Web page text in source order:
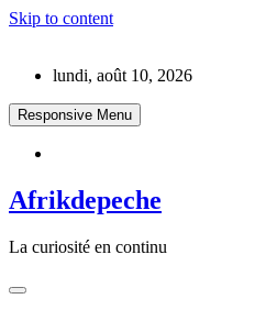
Skip to content
lundi, août 10, 2026
Responsive Menu
Afrikdepeche
La curiosité en continu